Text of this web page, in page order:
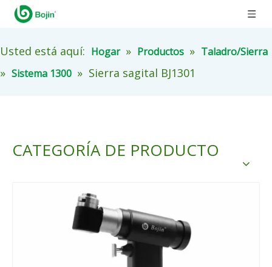
Usted está aquí: Hogar » Productos » Taladro/Sierra
» Sistema 1300 » Sierra sagital BJ1301
CATEGORÍA DE PRODUCTO